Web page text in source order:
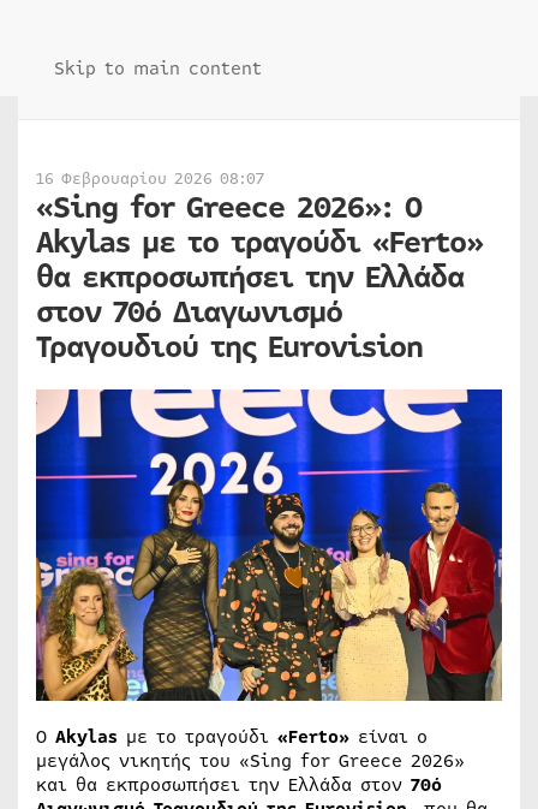
Skip to main content
16 Φεβρουαρίου 2026 08:07
«Sing for Greece 2026»: O
Akylas με το τραγούδι «Ferto»
θα εκπροσωπήσει την Ελλάδα
στον 70ό Διαγωνισμό
Τραγουδιού της Eurovision
Ο Akylas με το τραγούδι «Ferto» είναι ο
μεγάλος νικητής του «Sing for Greece 2026»
και θα εκπροσωπήσει την Ελλάδα στον 70ό